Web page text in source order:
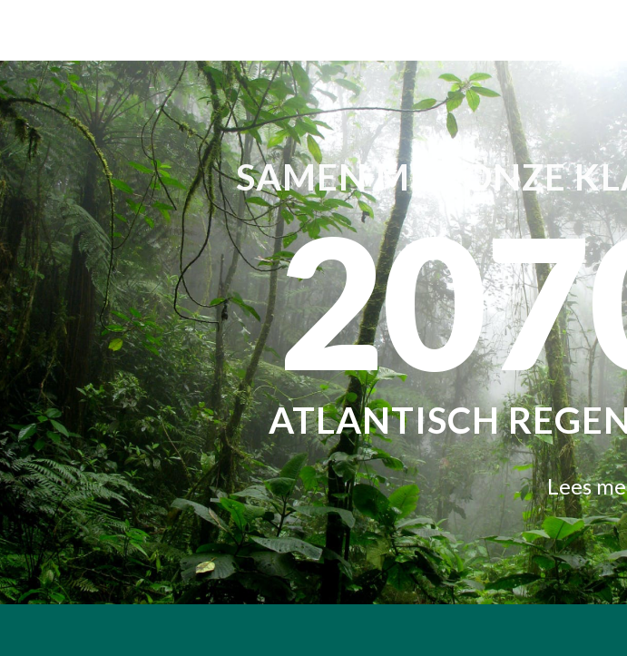
SAMEN MET ONZE
ATLANTISCH
Lees